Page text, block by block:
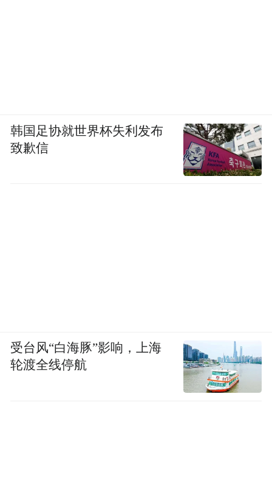
韩国足协就世界杯失利发布
致歉信
受台风“白海豚”影响，上海
轮渡全线停航